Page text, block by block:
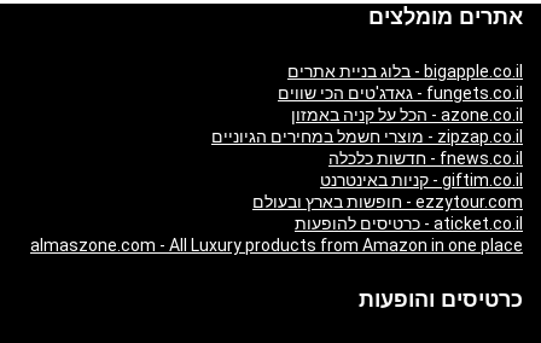
אתרים מומלצים
bigapple.co.il - בלוג בניית אתרים
fungets.co.il - גאדג'טים הכי שווים
azone.co.il - הכל על קניה באמזון
zipzap.co.il - מוצרי חשמל במחירים הגיוניים
fnews.co.il - חדשות כלכלה
giftim.co.il - קניות באינטרנט
ezzytour.com - חופשות בארץ ובעולם
aticket.co.il - כרטיסים להופעות
almaszone.com - All Luxury products from Amazon in one place
כרטיסים והופעות